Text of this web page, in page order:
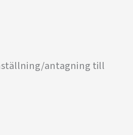
antagning till